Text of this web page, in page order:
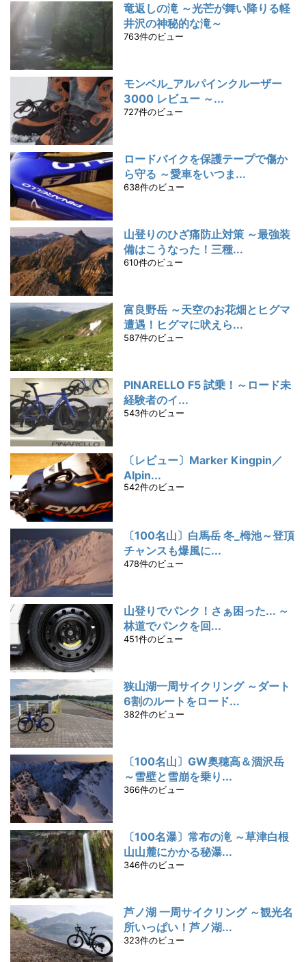
竜返しの滝 ～光芒が舞い降りる軽
井沢の神秘的な滝～
763件のビュー
モンベル_アルパインクルーザー
3000 レビュー ～...
727件のビュー
ロードバイクを保護テープで傷か
ら守る ～愛車をいつま...
638件のビュー
山登りのひざ痛防止対策 ～最強装
備はこうなった！三種...
610件のビュー
富良野岳 ～天空のお花畑とヒグマ
遭遇！ヒグマに吠えら...
587件のビュー
PINARELLO F5 試乗！～ロード未
経験者のイ...
543件のビュー
〔レビュー〕Marker Kingpin／
Alpin...
542件のビュー
〔100名山〕白馬岳 冬_栂池～登頂
チャンスも爆風に...
478件のビュー
山登りでパンク！さぁ困った... ～
林道でパンクを回...
451件のビュー
狭山湖一周サイクリング ～ダート
6割のルートをロード...
382件のビュー
〔100名山〕GW奥穂高＆涸沢岳
～雪壁と雪崩を乗り...
366件のビュー
〔100名瀑〕常布の滝 ～草津白根
山山麓にかかる秘瀑...
346件のビュー
芦ノ湖 一周サイクリング ～観光名
所いっぱい！芦ノ湖...
323件のビュー